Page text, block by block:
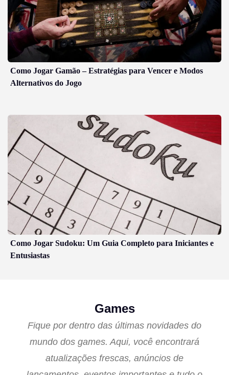
Como Jogar Gamão – Estratégias para Vencer e Modos
Alternativos do Jogo
Como Jogar Sudoku: Um Guia Completo para Iniciantes e
Entusiastas
Games
Fique por dentro das últimas novidades do
mundo dos games. Aqui, você encontrará
atualizações frescas, anúncios de